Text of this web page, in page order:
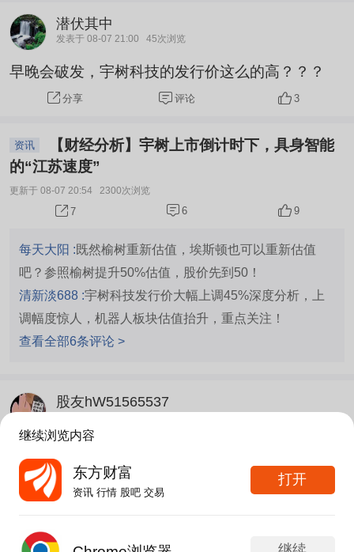
潜伏其中
发表于 08-07 21:00 45次浏览
早晚会破发，宇树科技的发行价这么的高？？？
分享 评论 3
资讯
的“江苏速度”
更新于 08-07 20:54 2300次浏览
7 6 9
每天大阳 :既然榆树重新估值，埃斯顿也可以重新估值
吧？参照榆树提升50%估值，股价先到50！
清新淡688 :宇树科技发行价大幅上调45%深度分析，上
调幅度惊人，机器人板块估值抬升，重点关注！
查看全部6条评论 >
股友hW51565537
分享 赞
继续浏览内容
东方财富
资讯 行情 股吧 交易
打开